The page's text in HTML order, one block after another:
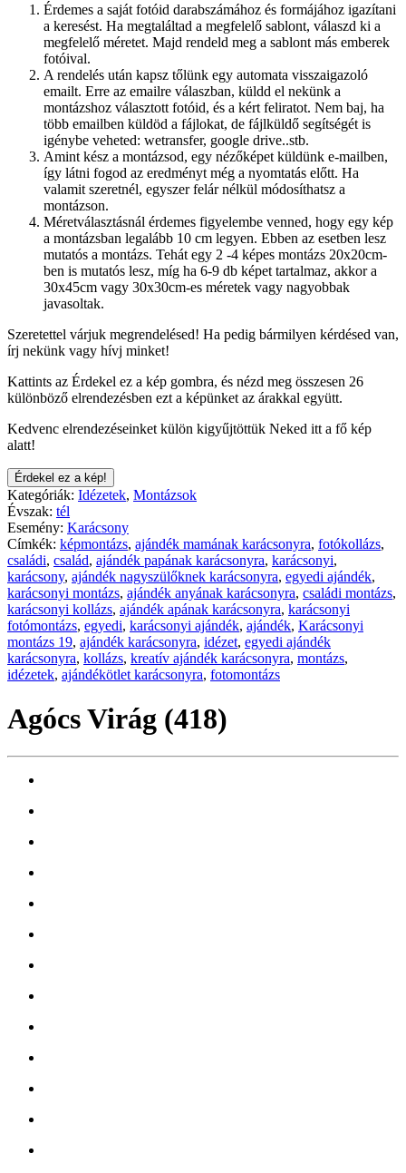
Érdemes a saját fotóid darabszámához és formájához igazítani
a keresést. Ha megtaláltad a megfelelő sablont, válaszd ki a
megfelelő méretet. Majd rendeld meg a sablont más emberek
fotóival.
A rendelés után kapsz tőlünk egy automata visszaigazoló
emailt. Erre az emailre válaszban, küldd el nekünk a
montázshoz választott fotóid, és a kért feliratot. Nem baj, ha
több emailben küldöd a fájlokat, de fájlküldő segítségét is
igénybe veheted: wetransfer, google drive..stb.
Amint kész a montázsod, egy nézőképet küldünk e-mailben,
így látni fogod az eredményt még a nyomtatás előtt. Ha
valamit szeretnél, egyszer felár nélkül módosíthatsz a
montázson.
Méretválasztásnál érdemes figyelembe venned, hogy egy kép
a montázsban legalább 10 cm legyen. Ebben az esetben lesz
mutatós a montázs. Tehát egy 2 -4 képes montázs 20x20cm-
ben is mutatós lesz, míg ha 6-9 db képet tartalmaz, akkor a
30x45cm vagy 30x30cm-es méretek vagy nagyobbak
javasoltak.
Szeretettel várjuk megrendelésed! Ha pedig bármilyen kérdésed van,
írj nekünk vagy hívj minket!
Kattints az Érdekel ez a kép gombra, és nézd meg összesen 26
különböző elrendezésben ezt a képünket az árakkal együtt.
Kedvenc elrendezéseinket külön kigyűjtöttük Neked itt a fő kép
alatt!
Érdekel ez a kép!
Kategóriák: Idézetek, Montázsok
Évszak: tél
Esemény: Karácsony
Címkék: képmontázs, ajándék mamának karácsonyra, fotókollázs,
családi, család, ajándék papának karácsonyra, karácsonyi,
karácsony, ajándék nagyszülőknek karácsonyra, egyedi ajándék,
karácsonyi montázs, ajándék anyának karácsonyra, családi montázs,
karácsonyi kollázs, ajándék apának karácsonyra, karácsonyi
fotómontázs, egyedi, karácsonyi ajándék, ajándék, Karácsonyi
montázs 19, ajándék karácsonyra, idézet, egyedi ajándék
karácsonyra, kollázs, kreatív ajándék karácsonyra, montázs,
idézetek, ajándékötlet karácsonyra, fotomontázs
Agócs Virág (418)